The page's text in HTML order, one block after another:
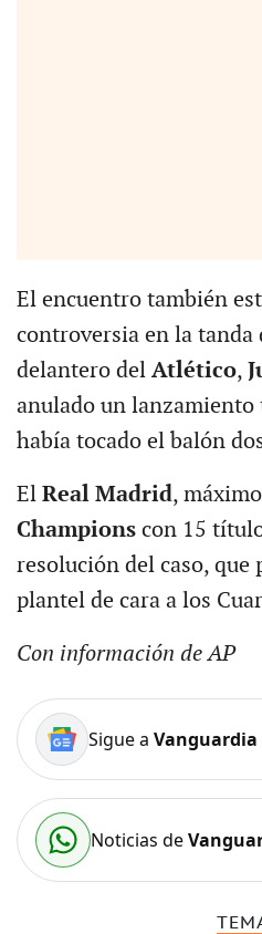
El encuentro también
controversia en la tanda
delantero del Atlético,
anulado un lanzamiento
había tocado el balón
El Real Madrid,
Champions con 15
resolución del caso, que
plantel de cara a los
Con información de AP
Sigue a Vanguardia
Noticias de